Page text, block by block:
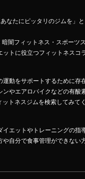
なたにピッタリのジムを」
闇フィットネス・スポー
トに役立つフィットネスコ
動をサポートするために
やエアロバイクなどの有
トネスジムを検索してみて
エットやトレーニングの
自分で食事管理ができない